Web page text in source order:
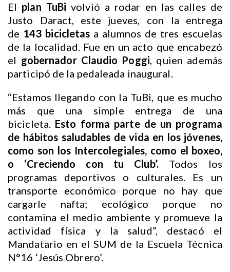
El plan TuBi volvió a rodar en las calles de
Justo Daract, este jueves, con la entrega
de 143 bicicletas a alumnos de tres escuelas
de la localidad. Fue en un acto que encabezó
el gobernador Claudio Poggi, quien además
participó de la pedaleada inaugural.
“Estamos llegando con la TuBi, que es mucho
más que una simple entrega de una
bicicleta. Esto forma parte de un programa
de hábitos saludables de vida en los jóvenes,
como son los Intercolegiales, como el boxeo,
o ‘Creciendo con tu Club’.Todos los
programas deportivos o culturales. Es un
transporte económico porque no hay que
cargarle nafta; ecológico porque no
contamina el medio ambiente y promueve la
actividad física y la salud”, destacó el
Mandatario en el SUM de la Escuela Técnica
N°16 ‘Jesús Obrero’.